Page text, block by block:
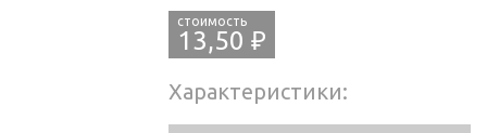
13,50 ₽
Характеристики